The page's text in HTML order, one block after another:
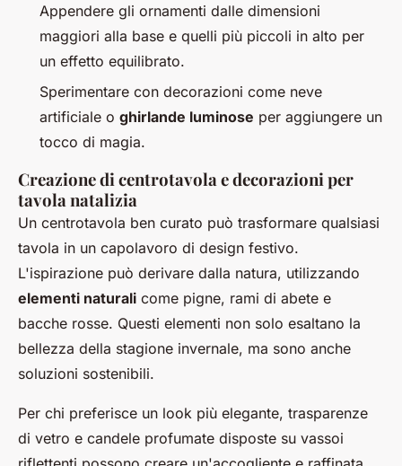
Appendere gli ornamenti dalle dimensioni
maggiori alla base e quelli più piccoli in alto per
un effetto equilibrato.
Sperimentare con decorazioni come neve
artificiale o ghirlande luminose per aggiungere un
tocco di magia.
Creazione di centrotavola e decorazioni per
tavola natalizia
Un centrotavola ben curato può trasformare qualsiasi
tavola in un capolavoro di design festivo.
L'ispirazione può derivare dalla natura, utilizzando
elementi naturali come pigne, rami di abete e
bacche rosse. Questi elementi non solo esaltano la
bellezza della stagione invernale, ma sono anche
soluzioni sostenibili.
Per chi preferisce un look più elegante, trasparenze
di vetro e candele profumate disposte su vassoi